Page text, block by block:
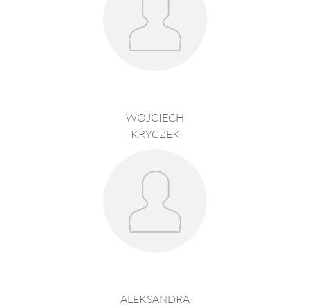
WOJCIECH
KRYCZEK
ALEKSANDRA